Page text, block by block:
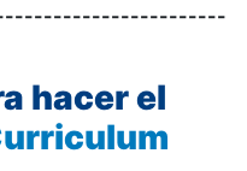
hacer el